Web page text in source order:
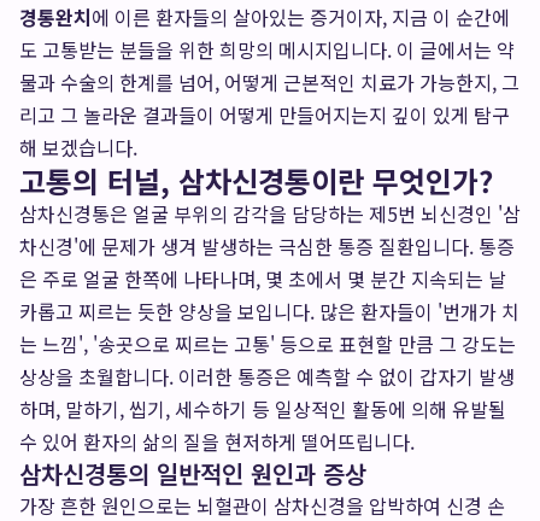
경통완치에 이른 환자들의 살아있는 증거이자, 지금 이 순간에
도 고통받는 분들을 위한 희망의 메시지입니다. 이 글에서는 약
물과 수술의 한계를 넘어, 어떻게 근본적인 치료가 가능한지, 그
리고 그 놀라운 결과들이 어떻게 만들어지는지 깊이 있게 탐구
해 보겠습니다.
고통의 터널, 삼차신경통이란 무엇인가?
삼차신경통은 얼굴 부위의 감각을 담당하는 제5번 뇌신경인 '삼
차신경'에 문제가 생겨 발생하는 극심한 통증 질환입니다. 통증
은 주로 얼굴 한쪽에 나타나며, 몇 초에서 몇 분간 지속되는 날
카롭고 찌르는 듯한 양상을 보입니다. 많은 환자들이 '번개가 치
는 느낌', '송곳으로 찌르는 고통' 등으로 표현할 만큼 그 강도는
상상을 초월합니다. 이러한 통증은 예측할 수 없이 갑자기 발생
하며, 말하기, 씹기, 세수하기 등 일상적인 활동에 의해 유발될
수 있어 환자의 삶의 질을 현저하게 떨어뜨립니다.
삼차신경통의 일반적인 원인과 증상
가장 흔한 원인으로는 뇌혈관이 삼차신경을 압박하여 신경 손